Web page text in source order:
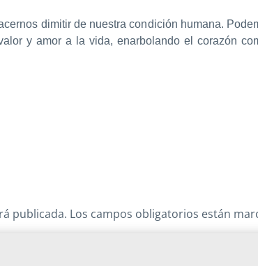
dimitir de nuestra condición humana.
y amor a la vida, enarbolando el corazón
publicada. Los campos obligatorios están